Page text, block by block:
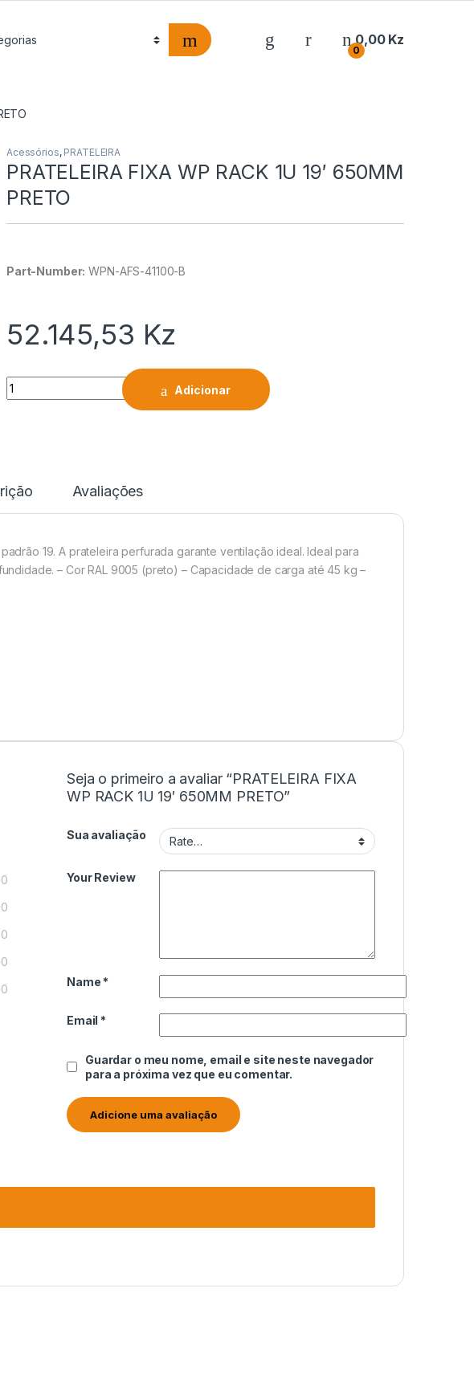
0
0,00 Kz
Acessórios, PRATELEIRA
PRATELEIRA FIXA WP RACK 1U 19′ 650MM
PRETO
Part-Number: WPN-AFS-41100-B
52.145,53 Kz
Quantidade
Adicionar
Avaliações
19. A prateleira perfurada garante ventilação ideal. Ideal para
– Cor RAL 9005 (preto) – Capacidade de carga até 45 kg –
0
0
0
0
0
Seja o primeiro a avaliar “PRATELEIRA FIXA
WP RACK 1U 19′ 650MM PRETO”
Sua avaliação
Your Review
Name *
Email *
Guardar o meu nome, email e site neste navegador
para a próxima vez que eu comentar.